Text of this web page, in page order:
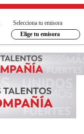
Selecciona tu emisora
Elige tu emisora